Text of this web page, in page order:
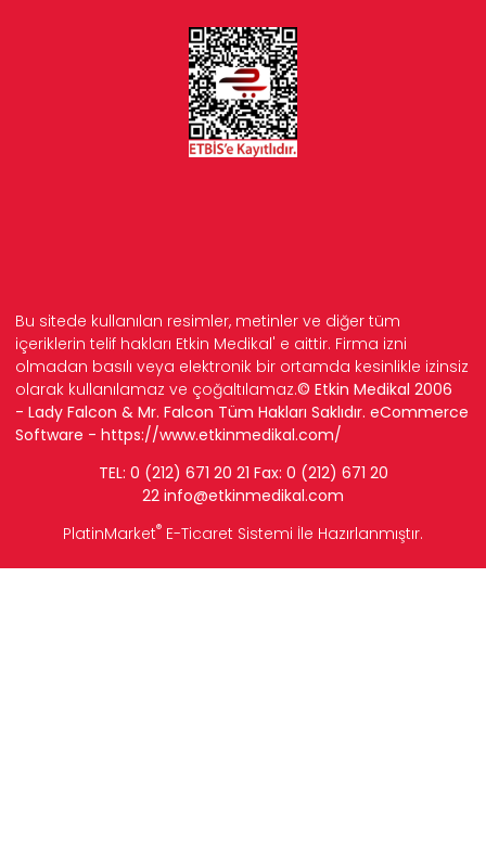
Bu sitede kullanılan resimler, metinler ve diğer tüm
içeriklerin telif hakları Etkin Medikal' e aittir. Firma izni
olmadan basılı veya elektronik bir ortamda kesinlikle izinsiz
olarak kullanılamaz ve çoğaltılamaz.© Etkin Medikal 2006
- Lady Falcon & Mr. Falcon Tüm Hakları Saklıdır. eCommerce
Software - https://www.etkinmedikal.com/
TEL: 0 (212) 671 20 21 Fax: 0 (212) 671 20
22 info@etkinmedikal.com
PlatinMarket® E-Ticaret Sistemi İle Hazırlanmıştır.